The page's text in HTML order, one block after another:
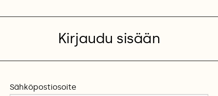
Kirjaudu sisään
Sähköpostiosoite